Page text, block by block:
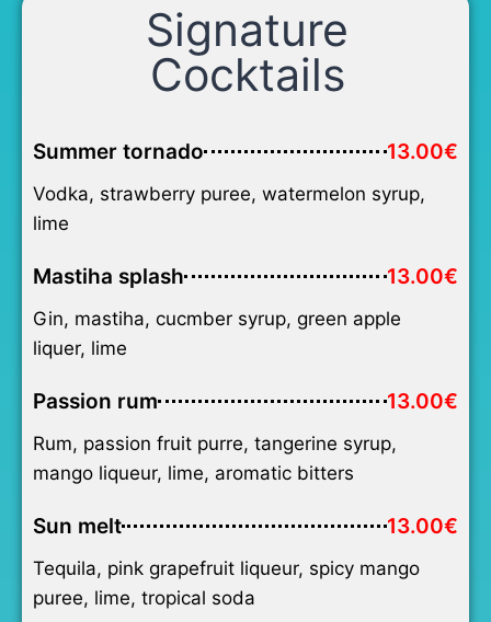
Signature
Cocktails
Summer tornado 13.00€
Vodka, strawberry puree, watermelon syrup,
lime
Mastiha splash 13.00€
Gin, mastiha, cucmber syrup, green apple
liquer, lime
Passion rum 13.00€
Rum, passion fruit purre, tangerine syrup,
mango liqueur, lime, aromatic bitters
Sun melt 13.00€
Tequila, pink grapefruit liqueur, spicy mango
puree, lime, tropical soda